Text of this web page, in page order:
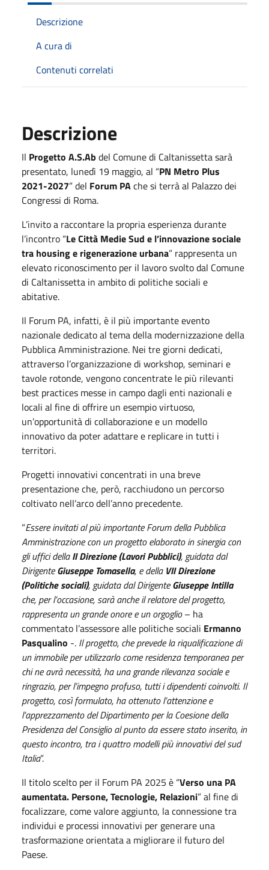
Descrizione
A cura di
Contenuti correlati
Descrizione
Il Progetto A.S.Ab del Comune di Caltanissetta sarà
presentato, lunedì 19 maggio, al “PN Metro Plus
2021-2027” del Forum PAche si terrà al Palazzo dei
Congressi di Roma.
L’invito a raccontare la propria esperienza durante
l’incontro “Le Città Medie Sud e l’innovazione sociale
tra housing e rigenerazione urbana” rappresenta un
elevato riconoscimento per il lavoro svolto dal Comune
di Caltanissetta in ambito di politiche sociali e
abitative.
Il Forum PA, infatti, è il più importante evento
nazionale dedicato al tema della modernizzazione della
Pubblica Amministrazione. Nei tre giorni dedicati,
attraverso l’organizzazione di workshop, seminari e
tavole rotonde, vengono concentrate le più rilevanti
best practices messe in campo dagli enti nazionali e
locali al fine di offrire un esempio virtuoso,
un’opportunità di collaborazione e un modello
innovativo da poter adattare e replicare in tutti i
territori.
Progetti innovativi concentrati in una breve
presentazione che, però, racchiudono un percorso
coltivato nell’arco dell’anno precedente.
“Essere invitati al più importante Forum della Pubblica
Amministrazione con un progetto elaborato in sinergia con
gli uffici dellaII Direzione (Lavori Pubblici), guidata dal
DirigenteGiuseppe Tomasella, e della VII Direzione
(Politiche sociali), guidata dal DirigenteGiuseppe Intilla
che, per l’occasione, sarà anche il relatore del progetto,
rappresenta un grande onore e un orgoglio– ha
commentato l’assessore alle politiche sociali Ermanno
Pasqualino -. Il progetto, che prevede la riqualificazione di
un immobile per utilizzarlo come residenza temporanea per
chi ne avrà necessità, ha una grande rilevanza sociale e
ringrazio, per l’impegno profuso, tutti i dipendenti coinvolti. Il
progetto, così formulato, ha ottenuto l’attenzione e
l’apprezzamento del Dipartimento per la Coesione della
Presidenza del Consiglio al punto da essere stato inserito, in
questo incontro, tra i quattro modelli più innovativi del sud
Italia”.
Il titolo scelto per il Forum PA 2025 è “Verso una PA
aumentata. Persone, Tecnologie, Relazioni” al fine di
focalizzare, come valore aggiunto, la connessione tra
individui e processi innovativi per generare una
trasformazione orientata a migliorare il futuro del
Paese.